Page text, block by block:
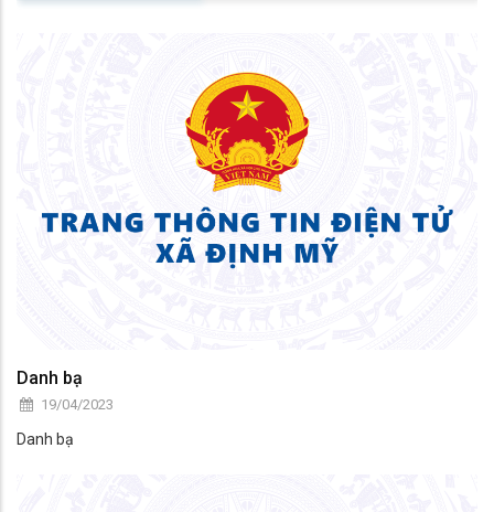
Danh bạ
19/04/2023
Danh bạ